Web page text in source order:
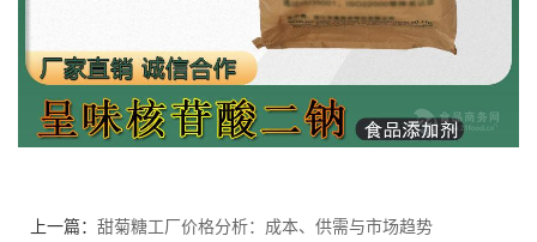
上一篇： 甜菊糖工厂价格分析：成本、供需与市场趋势